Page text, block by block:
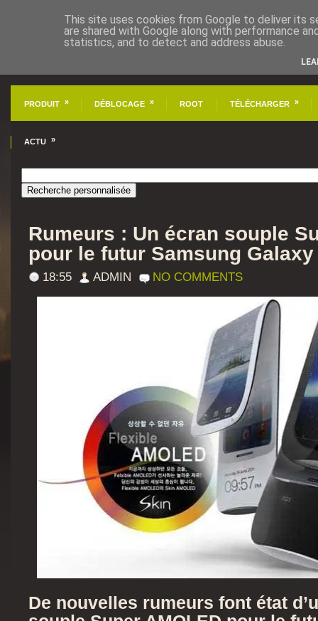
PRODUIT » DÉBLOCAGE » ROOT TÉLÉCHARGER »
ACTU »
Rumeurs : Un écran souple
pour le futur Samsung Galaxy
18:55 ADMIN NO COMMENTS
De nouvelles rumeurs font état
This site uses cookies from Google to deliver its
are shared with Google along with performance
statistics, and to detect and address abuse.